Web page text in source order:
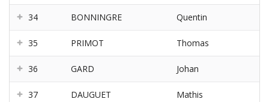
34 BONNINGRE Quentin
35 PRIMOT Thomas
36 GARD Johan
37 DAUGUET Mathis